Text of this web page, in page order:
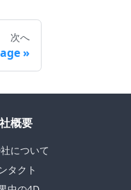
次へ
概要
について
タクト